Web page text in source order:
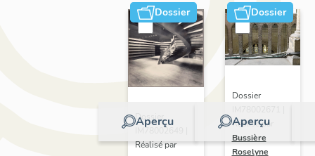
Dossier
Aperçu
Dossier
IM78002649 |
Réalisé par
Dossier
Aperçu
Dossier
Réalisé par
Bussière
Roselyne